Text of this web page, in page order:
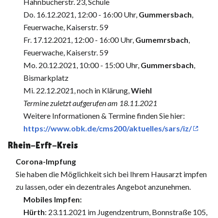
Do. 16.12.2021, 12:00 - 16:00 Uhr, Gummersbach,
Feuerwache, Kaiserstr. 59
Fr. 17.12.2021, 12:00 - 16:00 Uhr, Gumemrsbach,
Feuerwache, Kaiserstr. 59
Mo. 20.12.2021, 10:00 - 15:00 Uhr, Gummersbach,
Bismarkplatz
Mi. 22.12.2021, noch in Klärung,Wiehl
Termine zuletzt aufgerufen am 18.11.2021
Weitere Informationen & Termine finden Sie hier:
https://www.obk.de/cms200/aktuelles/sars/iz/
Rhein-Erft-Kreis
Corona-Impfung
Sie haben die Möglichkeit sich bei Ihrem Hausarzt impfen
zu lassen, oder ein dezentrales Angebot anzunehmen.
Mobiles Impfen:
Hürth: 23.11.2021 im Jugendzentrum, Bonnstraße 105,